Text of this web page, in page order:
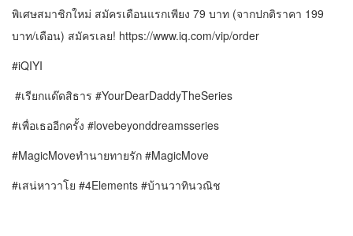
พิเศษสมาชิกใหม่ สมัครเดือนแรกเพียง 79 บาท (จากปกติราคา 199
บาท/เดือน) สมัครเลย! https://www.iq.com/vip/order
#iQIYI
#เรียกแด๊ดสิธาร #YourDearDaddyTheSeries
#เพื่อเธออีกครั้ง #lovebeyonddreamsseries
#MagicMoveทำนายทายรัก #MagicMove
#เสน่หาวาโย #4Elements #บ้านวาทินวณิช